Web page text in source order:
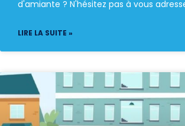
d'amiante ? N'hésitez pas à vous
LIRE LA SUITE »